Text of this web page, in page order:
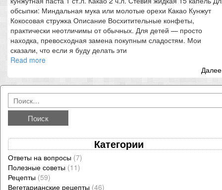
обсыпки: Миндальная мука или молотые орехи Какао Кунжут
Кокосовая стружка Описание Восхитительные конфеты,
практически неотличимы от обычных. Для детей — просто
находка, превосходная замена покупным сладостям. Мои
сказали, что если я буду делать эти
Read more
Категории
Ответы на вопросы (7)
Полезные советы (11)
Рецепты (59)
Вегетарианские рецепты (46)